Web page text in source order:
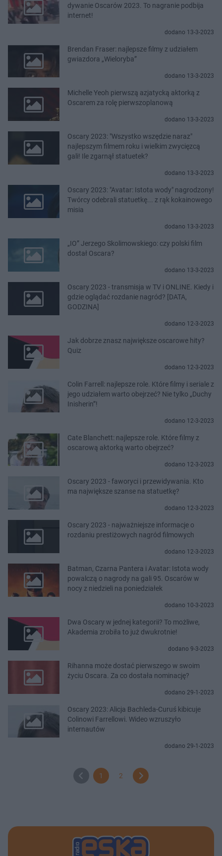
dywanie Oscarów 2023. To nagranie podbija
internet!
dodano 13-3-2023
Brendan Fraser: najlepsze filmy z udziałem
gwiazdora „Wieloryba”
dodano 13-3-2023
Michelle Yeoh pierwszą azjatycką aktorką z
Oscarem za rolę pierwszoplanową
dodano 13-3-2023
Oscary 2023: "Wszystko wszędzie naraz"
najlepszym filmem roku i wielkim zwycięzcą
gali! Ile zgarnął statuetek?
dodano 13-3-2023
Oscary 2023: "Avatar: Istota wody" nagrodzony!
Twórcy odebrali statuetkę... z rąk kokainowego
misia
dodano 13-3-2023
„IO” Jerzego Skolimowskiego: czy polski film
dostał Oscara?
dodano 13-3-2023
Oscary 2023 - transmisja w TV i ONLINE. Kiedy i
gdzie oglądać rozdanie nagród? [DATA,
GODZINA]
dodano 12-3-2023
Jak dobrze znasz największe oscarowe hity?
Quiz
dodano 12-3-2023
Colin Farrell: najlepsze role. Które filmy i seriale z
jego udziałem warto obejrzeć? Nie tylko „Duchy
Inisherin”!
dodano 12-3-2023
Cate Blanchett: najlepsze role. Które filmy z
oscarową aktorką warto obejrzeć?
dodano 12-3-2023
Oscary 2023 - faworyci i przewidywania. Kto
ma największe szanse na statuetkę?
dodano 12-3-2023
Oscary 2023 - najważniejsze informacje o
rozdaniu prestiżowych nagród filmowych
dodano 12-3-2023
Batman, Czarna Pantera i Avatar: Istota wody
powalczą o nagrody na gali 95. Oscarów w
nocy z niedzieli na poniedziałek
dodano 10-3-2023
Dwa Oscary w jednej kategorii? To możliwe,
Akademia zrobiła to już dwukrotnie!
dodano 9-3-2023
Rihanna może dostać pierwszego w swoim
życiu Oscara. Za co dostała nominację?
dodano 29-1-2023
Oscary 2023: Alicja Bachleda-Curuś kibicuje
Colinowi Farrellowi. Wideo wzruszyło
internautów
dodano 29-1-2023
1 2